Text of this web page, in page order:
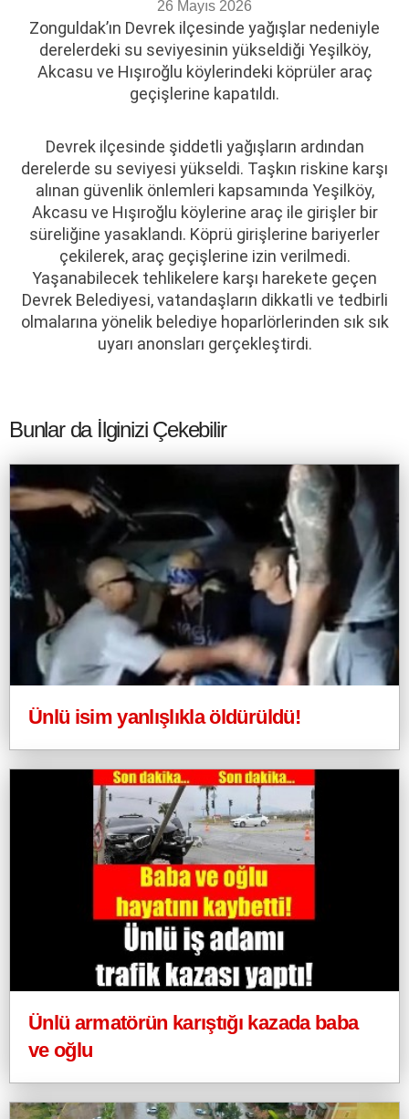
26 Mayıs 2026
Zonguldak’ın Devrek ilçesinde yağışlar nedeniyle
derelerdeki su seviyesinin yükseldiği Yeşilköy,
Akcasu ve Hışıroğlu köylerindeki köprüler araç
geçişlerine kapatıldı.
Devrek ilçesinde şiddetli yağışların ardından
derelerde su seviyesi yükseldi. Taşkın riskine karşı
alınan güvenlik önlemleri kapsamında Yeşilköy,
Akcasu ve Hışıroğlu köylerine araç ile girişler bir
süreliğine yasaklandı. Köprü girişlerine bariyerler
çekilerek, araç geçişlerine izin verilmedi.
Yaşanabilecek tehlikelere karşı harekete geçen
Devrek Belediyesi, vatandaşların dikkatli ve tedbirli
olmalarına yönelik belediye hoparlörlerinden sık sık
uyarı anonsları gerçekleştirdi.
Bunlar da İlginizi Çekebilir
Ünlü isim yanlışlıkla öldürüldü!
Ünlü armatörün karıştığı kazada baba
ve oğlu